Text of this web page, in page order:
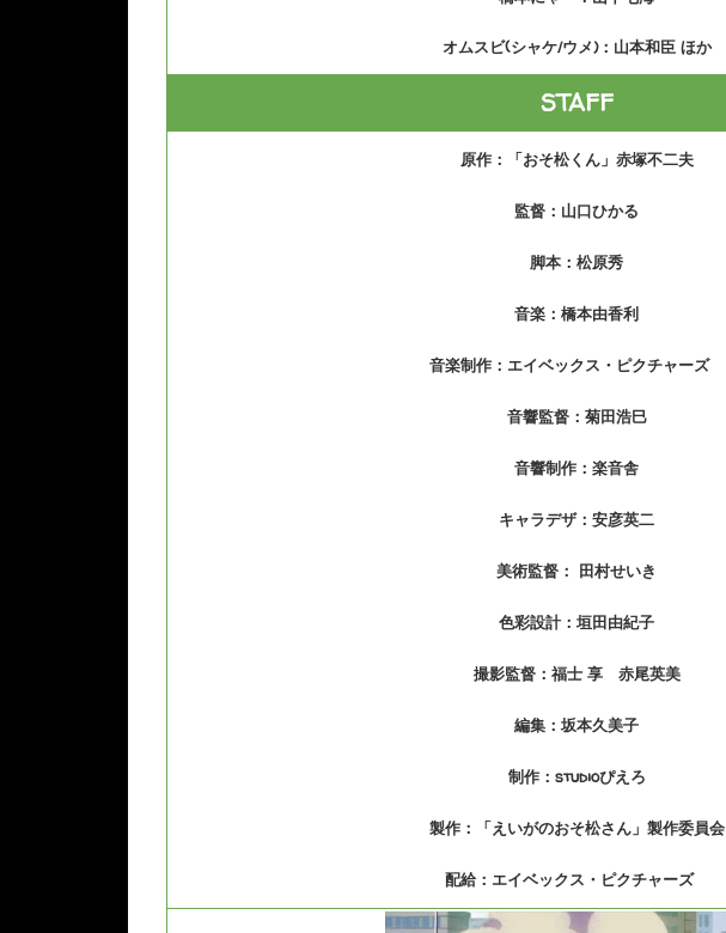
オムスビ(シャケ/ウメ)：山本和臣 ほか
STAFF
原作：「おそ松くん」赤塚不二夫
監督：山口ひかる
脚本：松原秀
音楽：橋本由香利
音楽制作：エイベックス・ピクチャーズ
音響監督：菊田浩巳
音響制作：楽音舎
キャラデザ：安彦英二
美術監督： 田村せいき
色彩設計：垣田由紀子
撮影監督：福士 享 赤尾英美
編集：坂本久美子
制作：studioぴえろ
製作：「えいがのおそ松さん」製作委員会
配給：エイベックス・ピクチャーズ